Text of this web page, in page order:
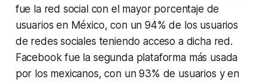
fue la red social con el mayor porcentaje de
usuarios en México, con un 94% de los usuarios
de redes sociales teniendo acceso a dicha red.
Facebook fue la segunda plataforma más usada
por los mexicanos, con un 93% de usuarios y en